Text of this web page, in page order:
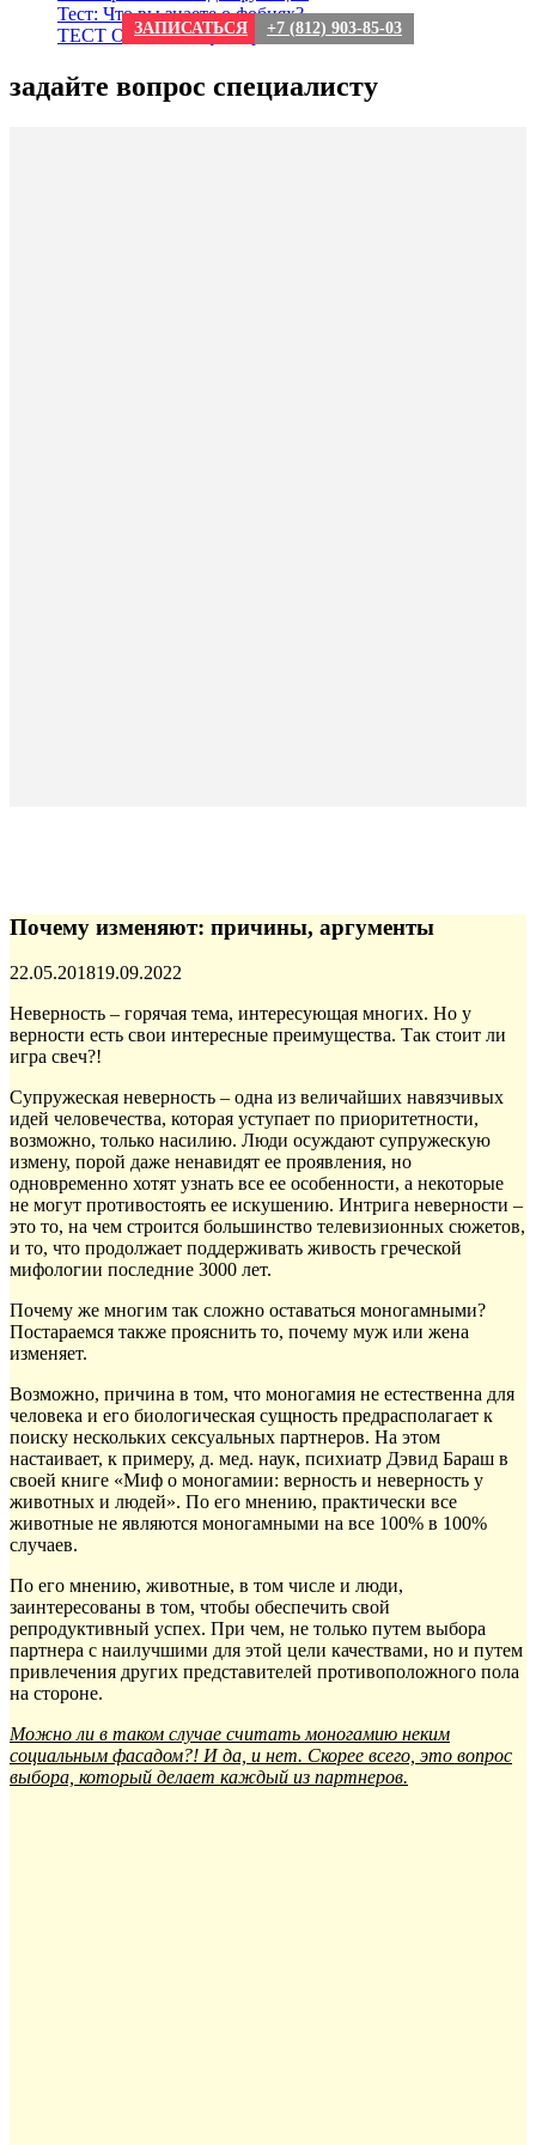
ЗАПИСАТЬСЯ +7 (812) 903-85-03
Тест: Что вы знаете о фобиях?
ТЕСТ О сексе: мифы и реальность
задайте вопрос специалисту
Почему изменяют: причины, аргументы
Опубликовано
22.05.201819.09.2022
Неверность – горячая тема, интересующая многих. Но у
верности есть свои интересные преимущества. Так стоит ли
игра свеч?!
Супружеская неверность – одна из величайших навязчивых
идей человечества, которая уступает по приоритетности,
возможно, только насилию. Люди осуждают супружескую
измену, порой даже ненавидят ее проявления, но
одновременно хотят узнать все ее особенности, а некоторые
не могут противостоять ее искушению. Интрига неверности –
это то, на чем строится большинство телевизионных сюжетов,
и то, что продолжает поддерживать живость греческой
мифологии последние 3000 лет.
Почему же многим так сложно оставаться моногамными?
Постараемся также прояснить то, почему муж или жена
изменяет.
Возможно, причина в том, что моногамия не естественна для
человека и его биологическая сущность предрасполагает к
поиску нескольких сексуальных партнеров. На этом
настаивает, к примеру, д. мед. наук, психиатр Дэвид Бараш в
своей книге «Миф о моногамии: верность и неверность у
животных и людей». По его мнению, практически все
животные не являются моногамными на все 100% в 100%
случаев.
По его мнению, животные, в том числе и люди,
заинтересованы в том, чтобы обеспечить свой
репродуктивный успех. При чем, не только путем выбора
партнера с наилучшими для этой цели качествами, но и путем
привлечения других представителей противоположного пола
на стороне.
Можно ли в таком случае считать моногамию неким
социальным фасадом?! И да, и нет. Скорее всего, это вопрос
выбора, который делает каждый из партнеров.